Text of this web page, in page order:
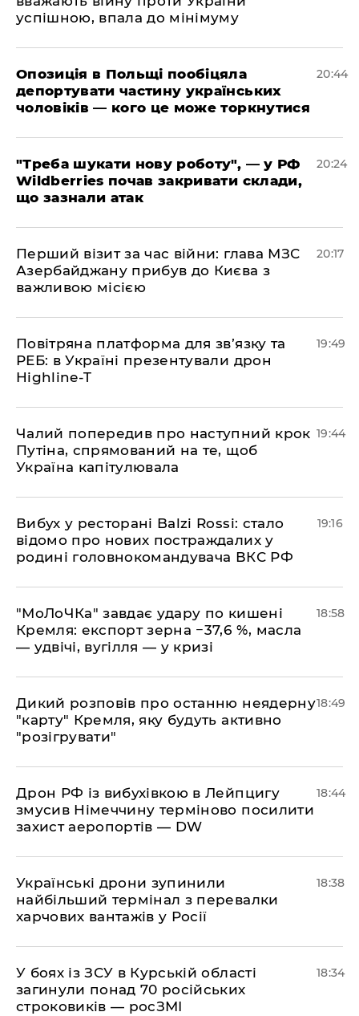
успішною, впала до мінімуму
​Опозиція в Польщі пообіцяла
депортувати частину українських
чоловіків — кого це може торкнутися
20:44
​"Треба шукати нову роботу", — у РФ
Wildberries почав закривати склади,
що зазнали атак
20:24
​Перший візит за час війни: глава МЗС
Азербайджану прибув до Києва з
важливою місією
20:17
​Повітряна платформа для зв’язку та
РЕБ: в Україні презентували дрон
Highline-T
19:49
​Чалий попередив про наступний крок
Путіна, спрямований на те, щоб
Україна капітулювала
19:44
​Вибух у ресторані Balzi Rossi: стало
відомо про нових постраждалих у
родині головнокомандувача ВКС РФ
19:16
​"МоЛоЧКа" завдає удару по кишені
Кремля: експорт зерна −37,6 %, масла
— удвічі, вугілля — у кризі
18:58
​Дикий розповів про останню неядерну
"карту" Кремля, яку будуть активно
"розігрувати"
18:49
​Дрон РФ із вибухівкою в Лейпцигу
змусив Німеччину терміново посилити
захист аеропортів — DW
18:44
​Українські дрони зупинили
найбільший термінал з перевалки
харчових вантажів у Росії
18:38
​У боях із ЗСУ в Курській області
загинули понад 70 російських
строковиків — росЗМІ
18:34